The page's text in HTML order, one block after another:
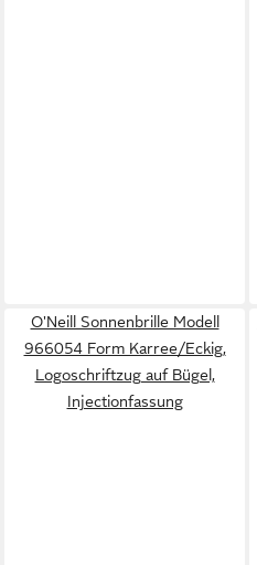
O'Neill Sonnenbrille Modell
966054 Form Karree/Eckig,
Logoschriftzug auf Bügel,
Injectionfassung